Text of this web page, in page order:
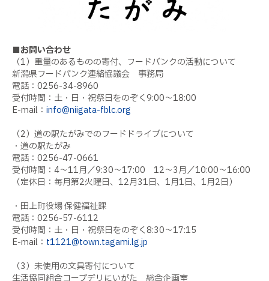
■お問い合わせ
（1）重量のあるものの寄付、フードバンクの活動について
新潟県フードバンク連絡協議会 事務局
電話：0256-34-8960
受付時間：土・日・祝祭日をのぞく9:00～18:00
E-mail： info@niigata-fblc.org
（2）道の駅たがみでのフードドライブについて
・道の駅たがみ
電話：0256-47-0661
受付時間：4～11月／9:30～17:00 12～3月／10:00～16:00
（定休日：毎月第2火曜日、12月31日、1月1日、1月2日）
・田上町役場 保健福祉課
電話：0256-57-6112
受付時間：土・日・祝祭日をのぞく8:30～17:15
E-mail： t1121@town.tagami.lg.jp
（3）未使用の文具寄付について
生活協同組合コープデリにいがた 総合企画室